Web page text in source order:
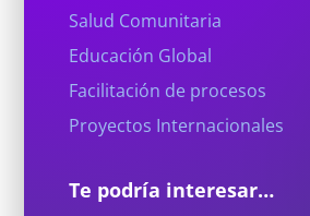
Salud Comunitaria
Educación Global
Facilitación de procesos
Proyectos Internacionales
Te podría interesar…